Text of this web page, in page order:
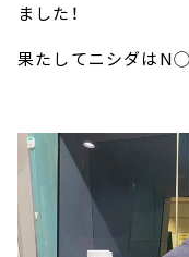
ました！
果たしてニシダは